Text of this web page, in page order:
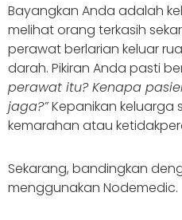
Bayangkan Anda adalah
melihat orang terkasih
perawat berlarian keluar
darah. Pikiran Anda pasti
perawat itu? Kenapa
jaga?”Kepanikan keluarga
kemarahan atau
Sekarang, bandingkan
menggunakan Nodemedic.